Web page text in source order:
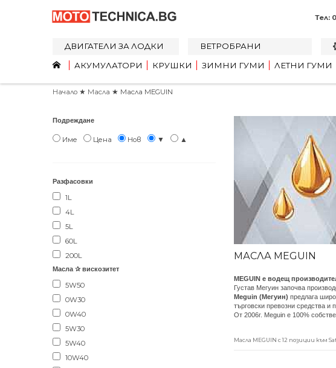
Тел:
ДВИГАТЕЛИ ЗА ЛОДКИ ВЕТРОБРАНИ
АКУМУЛАТОРИ
КРУШКИ ЗИМНИ ГУМИ ЛЕТНИ ГУМИ
Начало ★ Масла ★ Масла MEGUIN
Подреждане
Име Цена Нов ▼ ▲
Разфасовки
1L
4L
5L
60L
200L
Масла ✰ вискозитет
5W50
0W30
0W40
5W30
5W40
10W40
МАСЛА MEGUIN
MEGUIN е водещ
Густав Мегуин започва
Meguin (Мегуин) предлага
търговски превозни средства и
От 2006г. Meguin е 100%
Масла MEGUIN с 12 позиции към